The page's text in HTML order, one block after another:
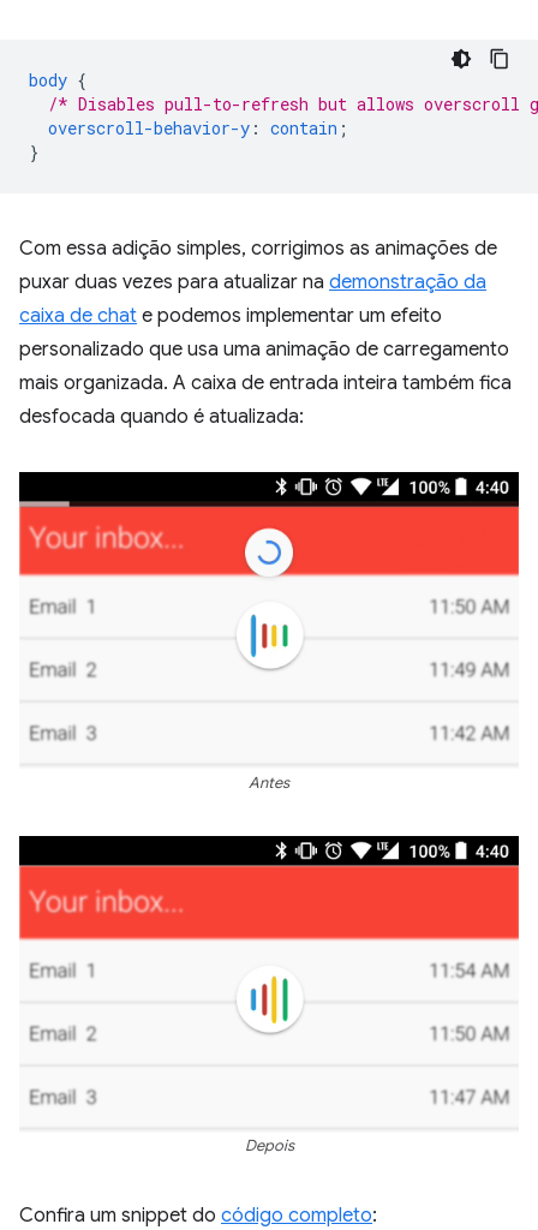
body {
/* Disables pull-to-refresh but allows overscroll
overscroll-behavior-y : contain ;
}
Com essa adição simples, corrigimos as animações de
puxar duas vezes para atualizar na demonstração da
caixa de chat e podemos implementar um efeito
personalizado que usa uma animação de carregamento
mais organizada. A caixa de entrada inteira também fica
desfocada quando é atualizada:
Antes
Depois
Confira um snippet do código completo: